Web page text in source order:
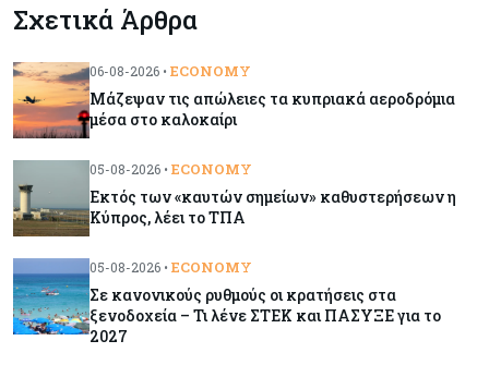
από τον Ιανουάριο – Μια ανάσα από τα $4.300
Κύπρος 07-08-2026
Συντεχνία της Cyta ζητά να ανακληθεί
Κόσμος 07-08-2026
Τραμπ: Νέοι δασμοί 15% στο πολυπυρίτιο για
ενίσχυση της βιομηχανίας
Κύπρος
Σχετικά Άρθρα
06-08-2026 • ECONOMY
Μάζεψαν τις απώλειες τα κυπριακά αεροδρόμια
μέσα στο καλοκαίρι
05-08-2026 • ECONOMY
Εκτός των «καυτών σημείων» καθυστερήσεων η
Κύπρος, λέει το ΤΠΑ
05-08-2026 • ECONOMY
Σε κανονικούς ρυθμούς οι κρατήσεις στα
ξενοδοχεία – Τι λένε ΣΤΕΚ και ΠΑΣΥΞΕ για το
2027